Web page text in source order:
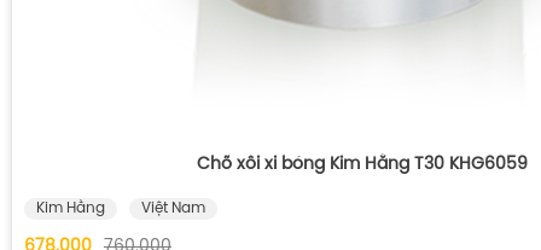
Chõ xôi xi bóng Kim Hằng T30 KHG6059
Kim Hằng Việt Nam